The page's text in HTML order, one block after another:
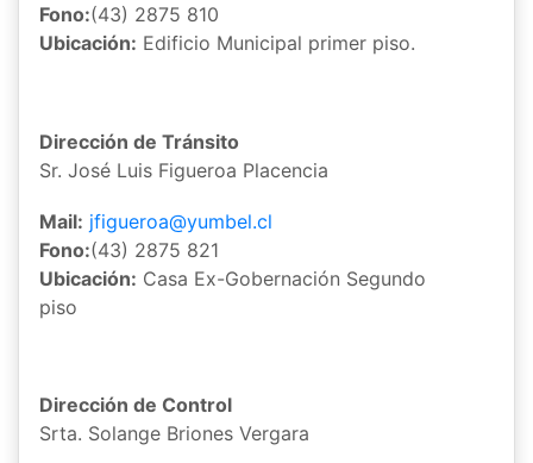
Fono:(43) 2875 810
Ubicación: Edificio Municipal primer piso.
Dirección de Tránsito
Sr. José Luis Figueroa Placencia
Mail: jfigueroa@yumbel.cl
Fono:(43) 2875 821
Ubicación: Casa Ex-Gobernación Segundo
piso
Dirección de Control
Srta. Solange Briones Vergara